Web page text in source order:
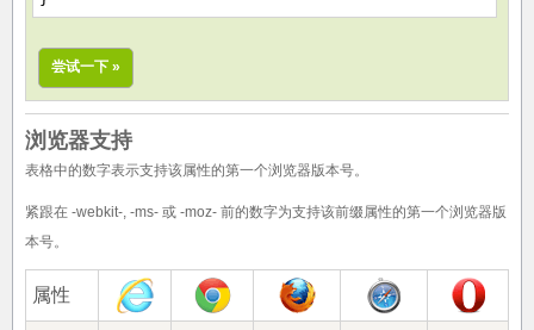
尝试一下 »
浏览器支持
表格中的数字表示支持该属性的第一个浏览器版本号。
紧跟在 -webkit-, -ms- 或 -moz- 前的数字为支持该前缀属性的第一个浏览器版
本号。
属性